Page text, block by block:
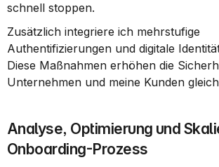
schnell stoppen.
Zusätzlich integriere ich mehrstufige
Authentifizierungen und digitale
Diese Maßnahmen erhöhen die
Unternehmen und meine Kunden
Analyse, Optimierung und
Onboarding-Prozess